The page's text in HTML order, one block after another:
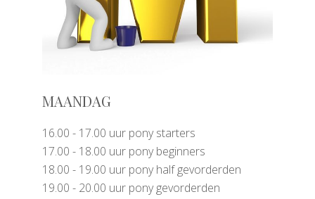
MAANDAG
16.00 - 17.00 uur pony starters
17.00 - 18.00 uur pony beginners
18.00 - 19.00 uur pony half gevorderden
19.00 - 20.00 uur pony gevorderden